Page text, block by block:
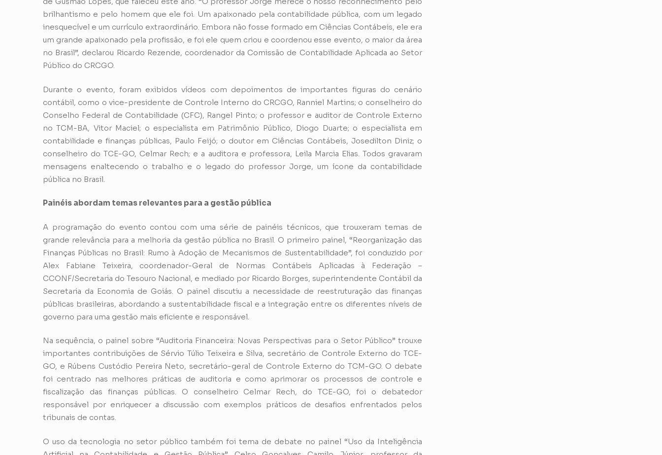
brilhantismo e pelo homem que ele foi. Um apaixonado pela contabilidade pública, com um legado
inesquecível e um currículo extraordinário. Embora não fosse formado em Ciências Contábeis, ele era
um grande apaixonado pela profissão, e foi ele quem criou e coordenou esse evento, o maior da área
no Brasil”, declarou Ricardo Rezende, coordenador da Comissão de Contabilidade Aplicada ao Setor
Público do CRCGO.
Durante o evento, foram exibidos vídeos com depoimentos de importantes figuras do cenário
contábil, como o vice-presidente de Controle Interno do CRCGO, Ranniel Martins; o conselheiro do
Conselho Federal de Contabilidade (CFC), Rangel Pinto; o professor e auditor de Controle Externo
no TCM-BA, Vitor Maciel; o especialista em Patrimônio Público, Diogo Duarte; o especialista em
contabilidade e finanças públicas, Paulo Feijó; o doutor em Ciências Contábeis, Josedilton Diniz; o
conselheiro do TCE-GO, Celmar Rech; e a auditora e professora, Leila Marcia Elias. Todos gravaram
mensagens enaltecendo o trabalho e o legado do professor Jorge, um ícone da contabilidade
pública no Brasil.
Painéis abordam temas relevantes para a gestão pública
A programação do evento contou com uma série de painéis técnicos, que trouxeram temas de
grande relevância para a melhoria da gestão pública no Brasil. O primeiro painel, “Reorganização das
Finanças Públicas no Brasil: Rumo à Adoção de Mecanismos de Sustentabilidade”, foi conduzido por
Alex Fabiane Teixeira, coordenador-Geral de Normas Contábeis Aplicadas à Federação –
CCONF/Secretaria do Tesouro Nacional, e mediado por Ricardo Borges, superintendente Contábil da
Secretaria da Economia de Goiás. O painel discutiu a necessidade de reestruturação das finanças
públicas brasileiras, abordando a sustentabilidade fiscal e a integração entre os diferentes níveis de
governo para uma gestão mais eficiente e responsável.
Na sequência, o painel sobre “Auditoria Financeira: Novas Perspectivas para o Setor Público” trouxe
importantes contribuições de Sérvio Túlio Teixeira e Silva, secretário de Controle Externo do TCE-
GO, e Rúbens Custódio Pereira Neto, secretário-geral de Controle Externo do TCM-GO. O debate
foi centrado nas melhores práticas de auditoria e como aprimorar os processos de controle e
fiscalização das finanças públicas. O conselheiro Celmar Rech, do TCE-GO, foi o debatedor
responsável por enriquecer a discussão com exemplos práticos de desafios enfrentados pelos
tribunais de contas.
O uso da tecnologia no setor público também foi tema de debate no painel “Uso da Inteligência